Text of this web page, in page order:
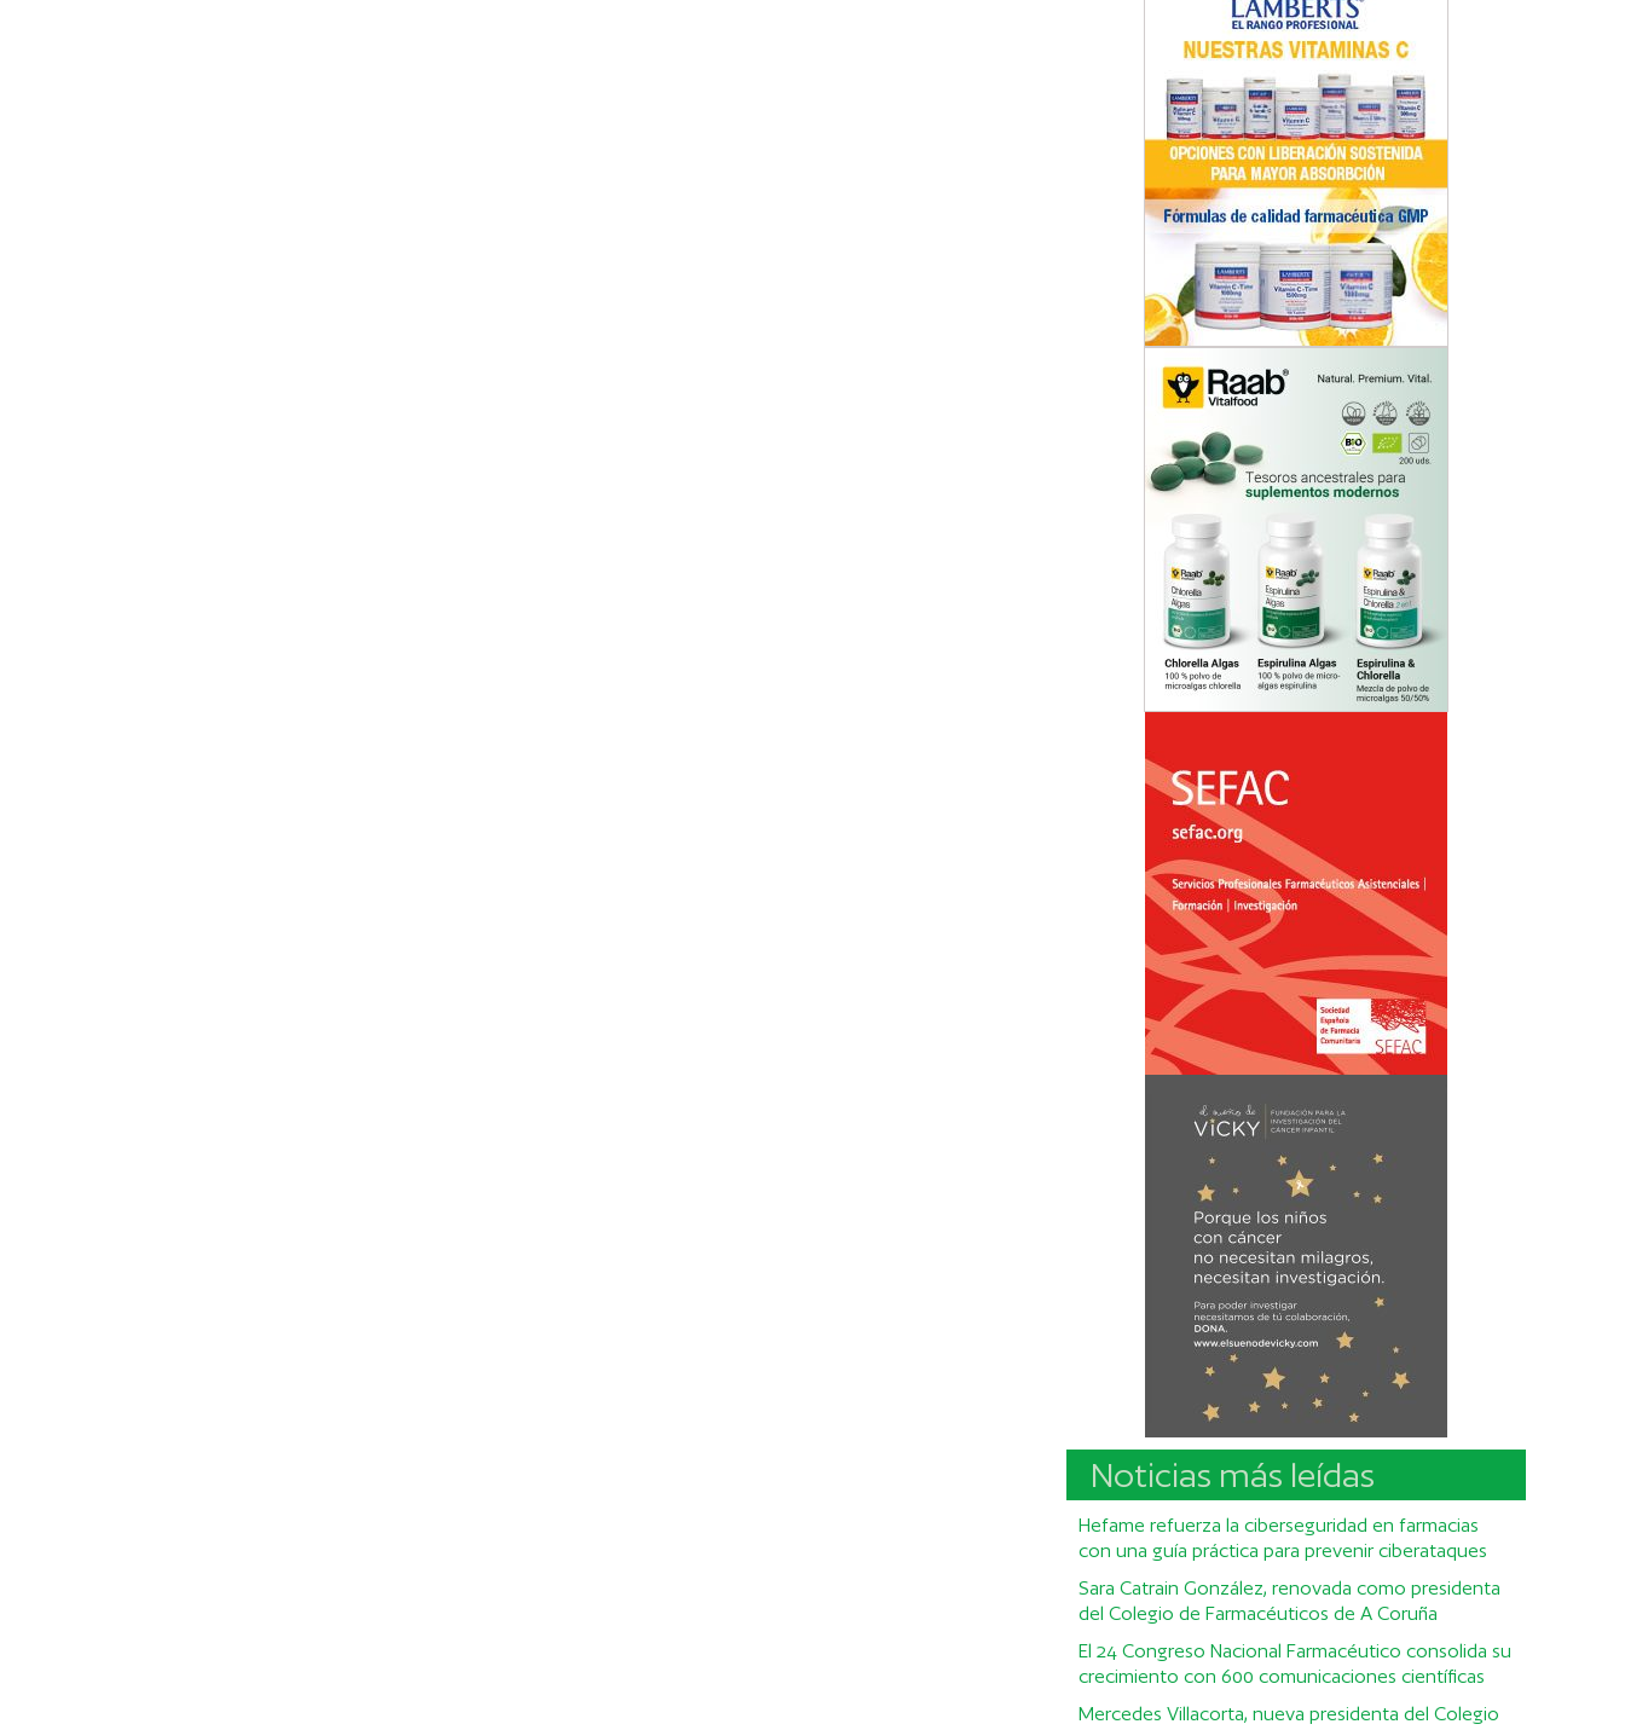
Noticias más leídas
Hefame refuerza la ciberseguridad en farmacias
con una guía práctica para prevenir ciberataques
Sara Catrain González, renovada como presidenta
del Colegio de Farmacéuticos de A Coruña
El 24 Congreso Nacional Farmacéutico consolida su
crecimiento con 600 comunicaciones científicas
Mercedes Villacorta, nueva presidenta del Colegio